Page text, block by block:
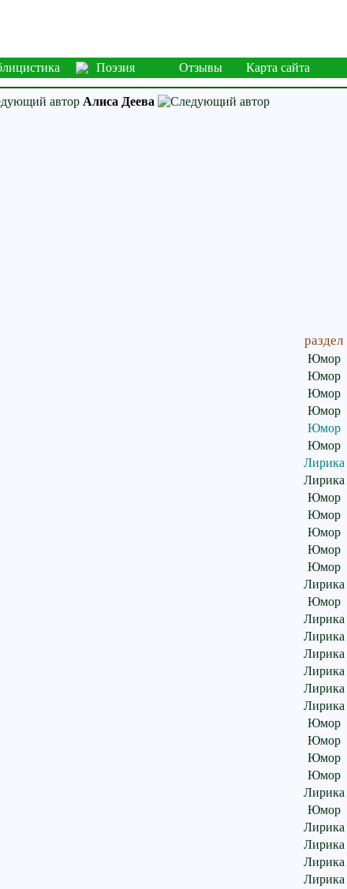
Поэзия Отзывы
Карта сайта
Алиса Деева
раздел
Юмор
Юмор
Юмор
Юмор
Юмор
Юмор
Лирика
Лирика
Юмор
Юмор
Юмор
Юмор
Юмор
Лирика
Юмор
Лирика
Лирика
Лирика
Лирика
Лирика
Лирика
Юмор
Юмор
Юмор
Юмор
Лирика
Юмор
Лирика
Лирика
Лирика
Лирика